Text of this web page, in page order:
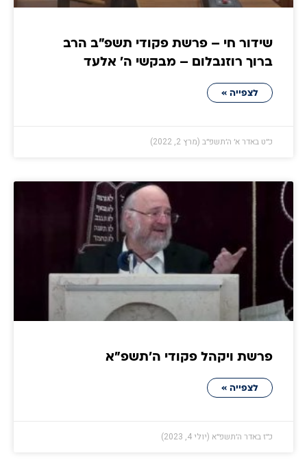
שידור חי – פרשת פקודי תשפ"ב הרב
ברוך רוזנבלום – מבקשי ה' אלעד
לצפייה »
כ״ט באדר א׳ ה׳תשפ״ב (מרץ 2, 2022)
פרשת ויקהל פקודי ה׳תשפ״א
לצפייה »
כ״ז באדר ה׳תשפ״א (יולי 4, 2023)